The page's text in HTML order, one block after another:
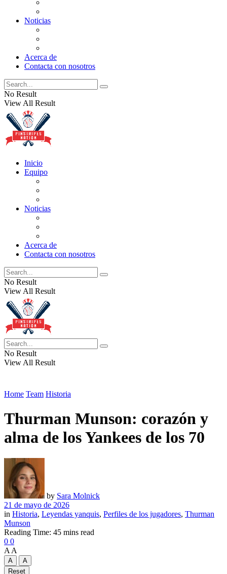
Noticias
Acerca de
Contacta con nosotros
No Result
View All Result
Inicio
Equipo
Noticias
Acerca de
Contacta con nosotros
No Result
View All Result
No Result
View All Result
Home Team Historia
Thurman Munson: corazón y
alma de los Yankees de los 70
by Sara Molnick
21 de mayo de 2026
in Historia, Leyendas yanquis, Perfiles de los jugadores, Thurman
Munson
Reading Time: 45 mins read
0 0
A A
A
A
Reset